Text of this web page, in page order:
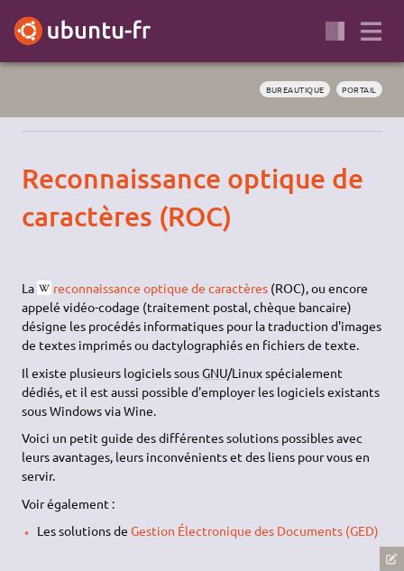
BUREAUTIQUE PORTAIL
Reconnaissance optique de
caractères (ROC)
La reconnaissance optique de caractères (ROC), ou encore
appelé vidéo-codage (traitement postal, chèque bancaire)
désigne les procédés informatiques pour la traduction d'images
de textes imprimés ou dactylographiés en fichiers de texte.
Il existe plusieurs logiciels sousGNU/Linux spécialement
dédiés, et il est aussi possible d'employer les logiciels existants
sous Windows via Wine.
Voici un petit guide des différentes solutions possibles avec
leurs avantages, leurs inconvénients et des liens pour vous en
servir.
Voir également :
Les solutions de Gestion Électronique des Documents (GED)